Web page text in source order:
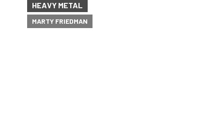
HEAVY METAL
MARTY FRIEDMAN